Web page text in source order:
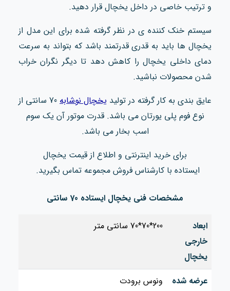
و ترتیب خاصی در داخل یخچال قرار دهید.
سیستم خنک کننده ی در نظر گرفته شده برای این مدل از
یخچال ها باید به قدری قدرتمند باشد که بتواند به سرعت
دمای داخلی یخچال را کاهش دهد تا دیگر نگران خراب
شدن محصولات نباشید.
عایق بندی به کار گرفته در تولید یخچال نوشابه
70 سانتی از
نوع فوم پلی یورتان می باشد. قدرت موتور آن یک سوم
اسب بخار می باشد.
برای خرید اینترنتی و اطلاع از قیمت یخچال
ایستاده با کارشناس فروش مجموعه تماس بگیرید.
مشخصات فنی یخچال ایستاده 70 سانتی
ابعاد
خارجی
یخچال
200*70*70 سانتی متر
عرضه شده ونوس برودت